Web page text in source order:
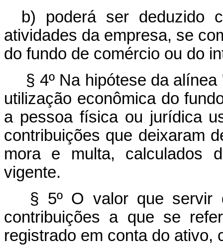
b) poderá ser deduzido
atividades da empresa, se
do fundo de comércio ou do
§ 4º Na hipótese da
utilização econômica do
a pessoa física ou jurídica
contribuições que deixaram
mora e multa, calculados
vigente.
§ 5º O valor que servir
contribuições a que se
registrado em conta do ativo,